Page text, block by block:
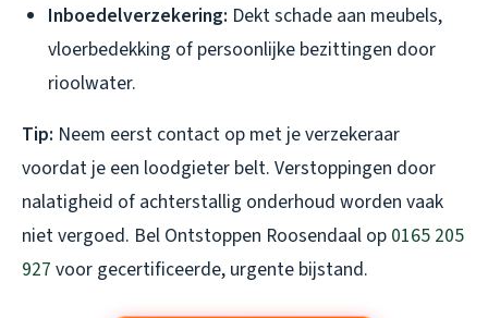
Inboedelverzekering: Dekt schade aan meubels,
vloerbedekking of persoonlijke bezittingen door
rioolwater.
Tip: Neem eerst contact op met je verzekeraar
voordat je een loodgieter belt. Verstoppingen door
nalatigheid of achterstallig onderhoud worden vaak
niet vergoed. Bel Ontstoppen Roosendaal op 0165 205
927 voor gecertificeerde, urgente bijstand.